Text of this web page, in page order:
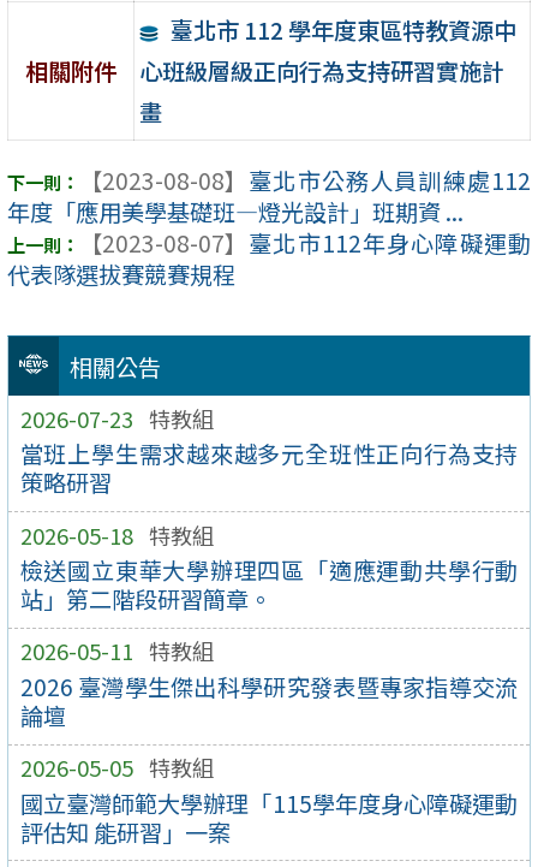
相關公告
2026-07-23 特教組
當班上學生需求越來越多元全班性正向行為支持
策略研習
2026-05-18 特教組
檢送國立東華大學辦理四區「適應運動共學行動
站」第二階段研習簡章。
2026-05-11 特教組
2026 臺灣學生傑出科學研究發表暨專家指導交流
論壇
2026-05-05 特教組
國立臺灣師範大學辦理「115學年度身心障礙運動
評估知 能研習」一案
相關附件
臺北市 112 學年度東區特教資源中
心班級層級正向行為支持研習實施計
畫
【2023-08-08】 臺北市公務人員訓練處112
年度「應用美學基礎班—燈光設計」班期資 ...
【2023-08-07】 臺北市112年身心障礙運動
代表隊選拔賽競賽規程